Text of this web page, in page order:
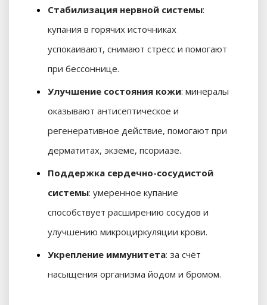
Стабилизация нервной системы:
купания в горячих источниках
успокаивают, снимают стресс и помогают
при бессоннице.
Улучшение состояния кожи: минералы
оказывают антисептическое и
регенеративное действие, помогают при
дерматитах, экземе, псориазе.
Поддержка сердечно-сосудистой
системы: умеренное купание
способствует расширению сосудов и
улучшению микроциркуляции крови.
Укрепление иммунитета: за счёт
насыщения организма йодом и бромом.